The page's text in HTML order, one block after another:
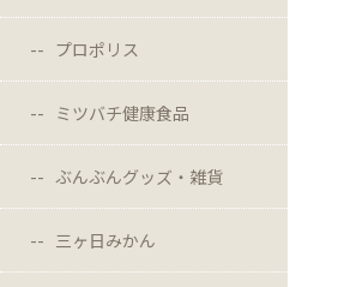
プロポリス
ミツバチ健康食品
ぶんぶんグッズ・雑貨
三ヶ日みかん